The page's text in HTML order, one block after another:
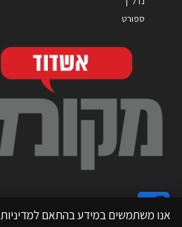
ספורט
אנו משתמשים במידע בהתאם